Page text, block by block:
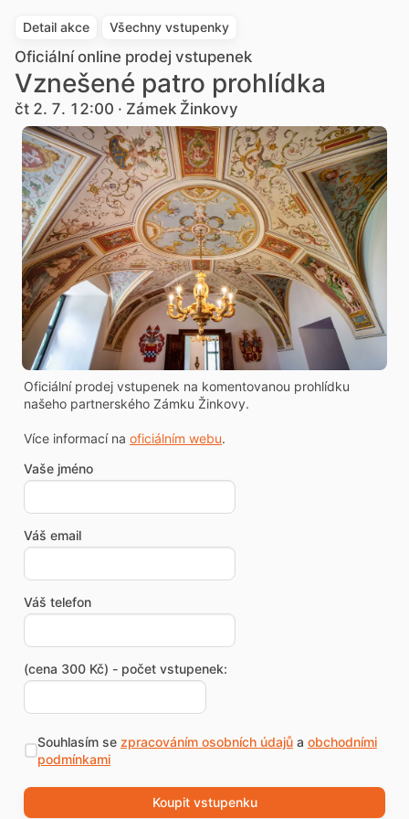
Detail akce Všechny vstupenky
Oficiální online prodej vstupenek
Vznešené patro prohlídka
čt 2. 7. 12:00 · Zámek Žinkovy
Oficiální prodej vstupenek na komentovanou prohlídku
našeho partnerského Zámku Žinkovy.
Více informací na oficiálním webu.
Vaše jméno
Váš email
Váš telefon
(cena 300 Kč) - počet vstupenek:
Souhlasím se zpracováním osobních údajůa obchodními
podmínkami
Koupit vstupenku